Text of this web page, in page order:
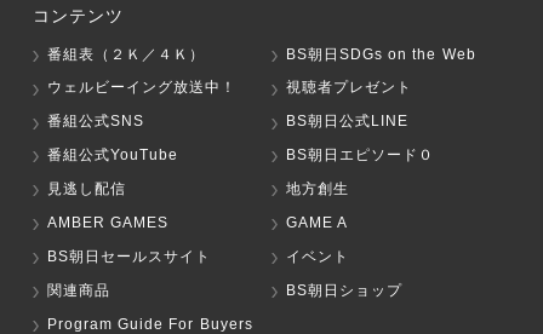
コンテンツ
番組表（２Ｋ／４Ｋ）
BS朝日SDGs on the Web
ウェルビーイング放送中！
視聴者プレゼント
番組公式SNS
BS朝日公式LINE
番組公式YouTube
BS朝日エピソード０
見逃し配信
地方創生
AMBER GAMES
GAME A
BS朝日セールスサイト
イベント
関連商品
BS朝日ショップ
Program Guide For Buyers